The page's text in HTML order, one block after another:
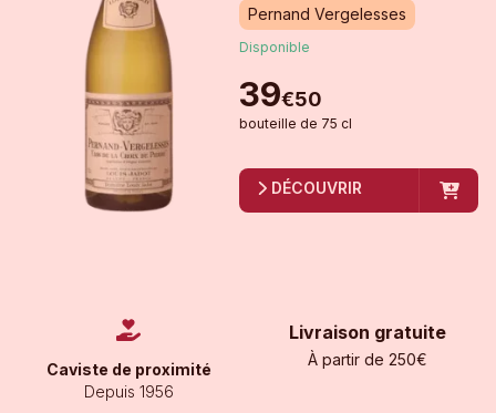
Pernand Vergelesses
Disponible
39€50
bouteille de 75 cl
DÉCOUVRIR
Caviste de proximité
Depuis 1956
Livraison gratuite
À partir de 250€